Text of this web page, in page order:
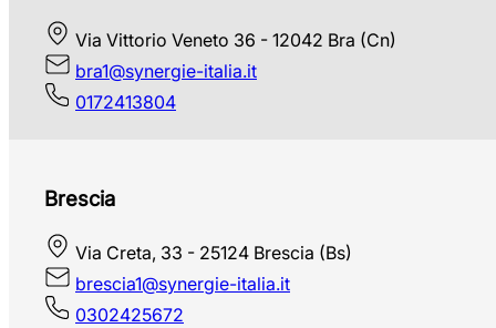
Via Vittorio Veneto 36 - 12042 Bra (Cn)
bra1@synergie-italia.it
0172413804
Brescia
Via Creta, 33 - 25124 Brescia (Bs)
brescia1@synergie-italia.it
0302425672